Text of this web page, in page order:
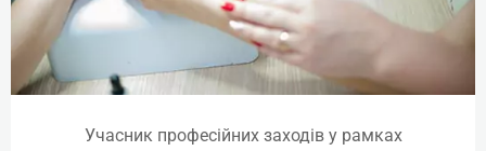
Учасник професійних заходів у рамках